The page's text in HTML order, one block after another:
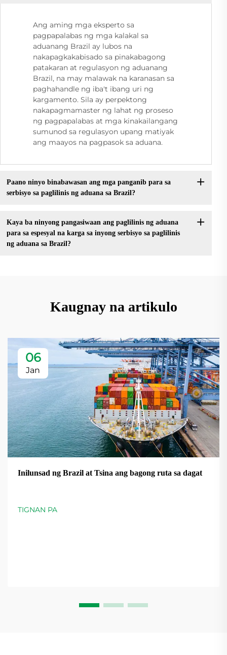
Ang aming mga eksperto sa
pagpapalabas ng mga kalakal sa
aduanang Brazil ay lubos na
nakapagkakabisado sa pinakabagong
patakaran at regulasyon ng aduanang
Brazil, na may malawak na karanasan sa
paghahandle ng iba't ibang uri ng
kargamento. Sila ay perpektong
nakapagmamaster ng lahat ng proseso
ng pagpapalabas at mga kinakailangang
sumunod sa regulasyon upang matiyak
ang maayos na pagpasok sa aduana.
Paano ninyo binabawasan ang mga panganib para sa
serbisyo sa paglilinis ng aduana sa Brazil?
Kaya ba ninyong pangasiwaan ang paglilinis ng aduana
para sa espesyal na karga sa inyong serbisyo sa paglilinis
ng aduana sa Brazil?
Kaugnay na artikulo
06
Jan
Inilunsad ng Brazil at Tsina ang bagong ruta sa dagat
TIGNAN PA